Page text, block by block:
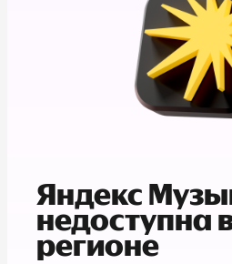
Яндекс
недоступна
регионе